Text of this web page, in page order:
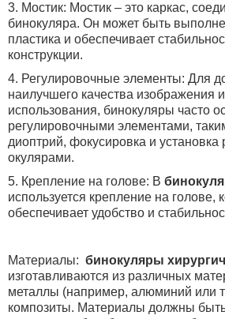
3. Мостик: Мостик – это каркас,
бинокуляра. Он может быть
пластика и обеспечивает
конструкции.
4. Регулировочные элементы: Для
наилучшего качества изображения
использования, бинокуляры часто
регулировочными элементами,
диоптрий, фокусировка и
окулярами.
5. Крепление на голове: В
используется крепление на голове,
обеспечивает удобство и
Материалы: бинокуляры
изготавливаются из различных
металлы (например, алюминий или
композиты. Материалы должны